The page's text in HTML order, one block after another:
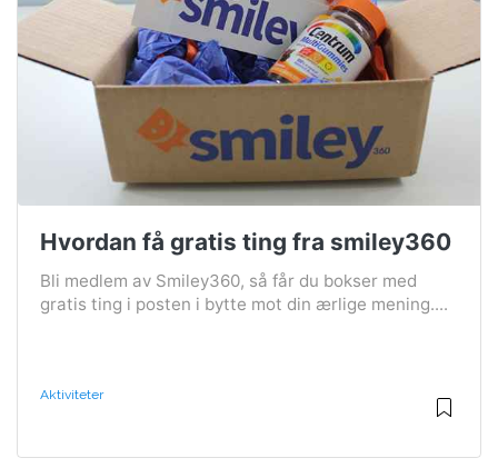
Hvordan få gratis ting fra smiley360
Bli medlem av Smiley360, så får du bokser med
gratis ting i posten i bytte mot din ærlige mening....
Aktiviteter